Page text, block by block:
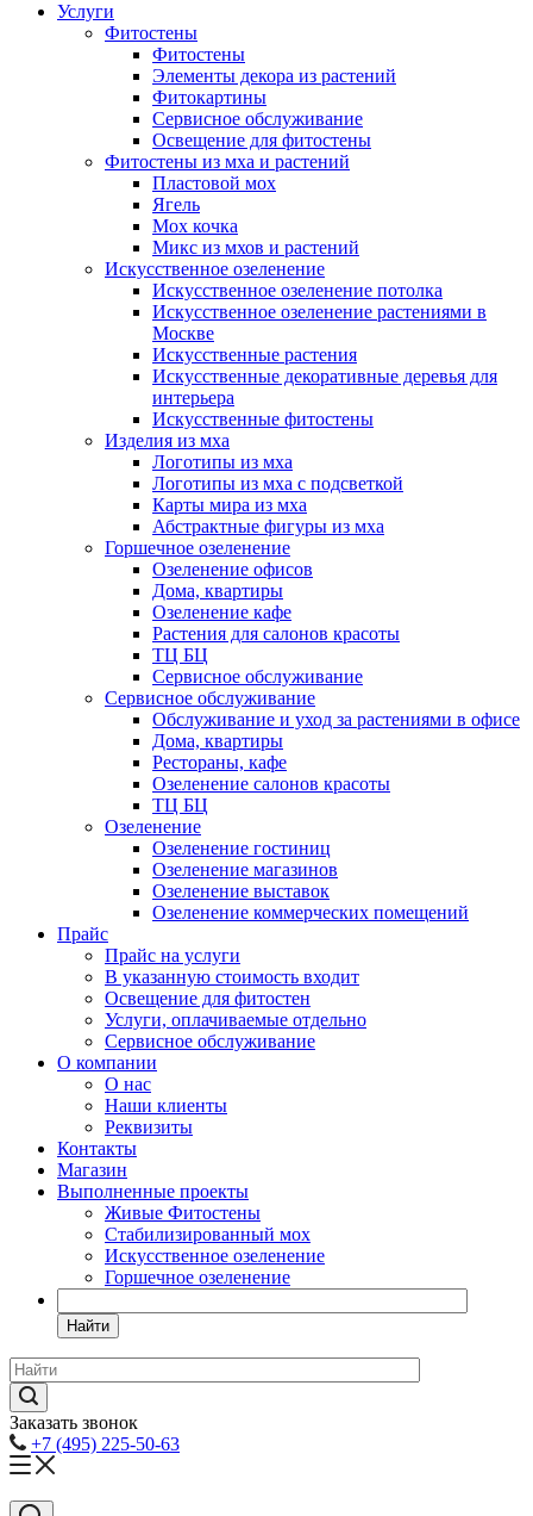
Услуги
Фитостены
Фитостены
Элементы декора из растений
Фитокартины
Сервисное обслуживание
Освещение для фитостены
Фитостены из мха и растений
Пластовой мох
Ягель
Мох кочка
Микс из мхов и растений
Искусственное озеленение
Искусственное озеленение потолка
Искусственное озеленение растениями в
Москве
Искусственные растения
Искусственные декоративные деревья для
интерьера
Искусственные фитостены
Изделия из мха
Логотипы из мха
Логотипы из мха с подсветкой
Карты мира из мха
Абстрактные фигуры из мха
Горшечное озеленение
Озеленение офисов
Дома, квартиры
Озеленение кафе
Растения для салонов красоты
ТЦ БЦ
Сервисное обслуживание
Сервисное обслуживание
Обслуживание и уход за растениями в офисе
Дома, квартиры
Рестораны, кафе
Озеленение салонов красоты
ТЦ БЦ
Озеленение
Озеленение гостиниц
Озеленение магазинов
Озеленение выставок
Озеленение коммерческих помещений
Прайс
Прайс на услуги
В указанную стоимость входит
Освещение для фитостен
Услуги, оплачиваемые отдельно
Сервисное обслуживание
О компании
О нас
Наши клиенты
Реквизиты
Контакты
Магазин
Выполненные проекты
Живые Фитостены
Стабилизированный мох
Искусственное озеленение
Горшечное озеленение
Найти
Заказать звонок
+7 (495) 225-50-63